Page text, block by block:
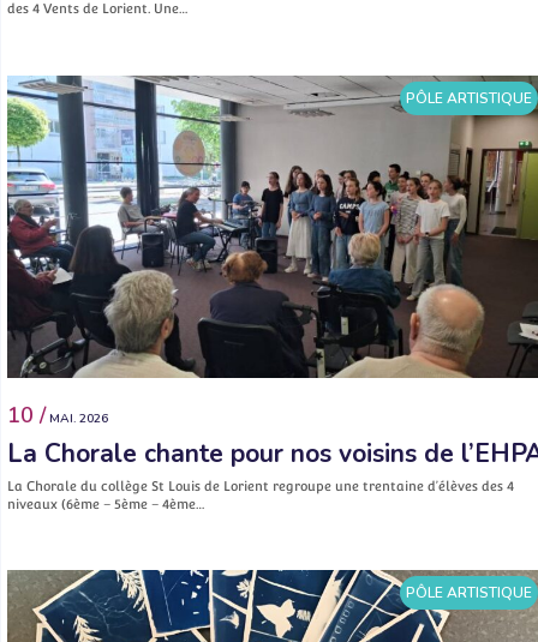
des 4 Vents de Lorient. Une…
PÔLE ARTISTIQUE
10 / MAI. 2026
La Chorale chante pour nos voisins de
La Chorale du collège St Louis de Lorient regroupe une trentaine d’élèves des 4
niveaux (6ème – 5ème – 4ème…
PÔLE ARTISTIQUE